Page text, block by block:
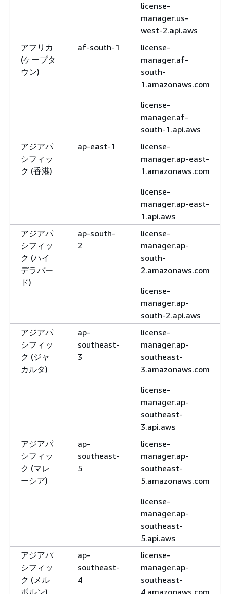
license-
manager.us-
west-2.api.aws
アフリカ
(ケープタ
ウン)
af-south-1
license-
manager.af-
south-
1.amazonaws.com
license-
manager.af-
south-1.api.aws
アジアパ
シフィッ
ク (香港)
ap-east-1
license-
manager.ap-east-
1.amazonaws.com
license-
manager.ap-east-
1.api.aws
アジアパ
シフィッ
ク (ハイ
デラバー
ド)
ap-south-
2
license-
manager.ap-
south-
2.amazonaws.com
license-
manager.ap-
south-2.api.aws
アジアパ
シフィッ
ク (ジャ
カルタ)
ap-
southeast-
3
license-
manager.ap-
southeast-
3.amazonaws.com
license-
manager.ap-
southeast-
3.api.aws
アジアパ
シフィッ
ク (マレ
ーシア)
ap-
southeast-
5
license-
manager.ap-
southeast-
5.amazonaws.com
license-
manager.ap-
southeast-
5.api.aws
アジアパ
シフィッ
ク (メル
ボルン)
ap-
southeast-
4
license-
manager.ap-
southeast-
4.amazonaws.com